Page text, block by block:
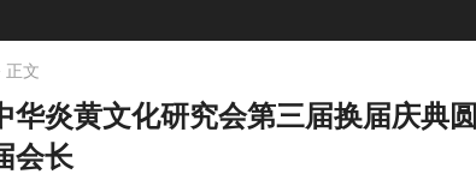
正文
华炎黄文化研究会第三届换届庆典
会长